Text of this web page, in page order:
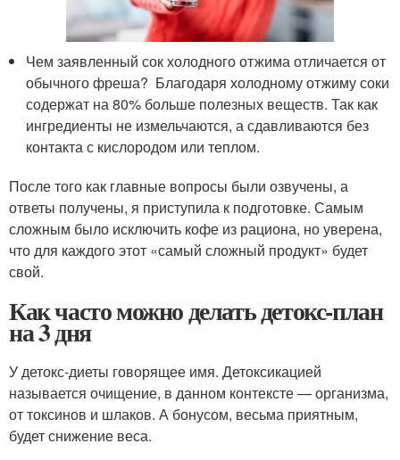
Чем заявленный сок холодного отжима отличается от
обычного фреша? Благодаря холодному отжиму соки
содержат на 80% больше полезных веществ. Так как
ингредиенты не измельчаются, а сдавливаются без
контакта с кислородом или теплом.
После того как главные вопросы были озвучены, а
ответы получены, я приступила к подготовке. Самым
сложным было исключить кофе из рациона, но уверена,
что для каждого этот «самый сложный продукт» будет
свой.
Как часто можно делать детокс-план
на 3 дня
У детокс-диеты говорящее имя. Детоксикацией
называется очищение, в данном контексте — организма,
от токсинов и шлаков. А бонусом, весьма приятным,
будет снижение веса.